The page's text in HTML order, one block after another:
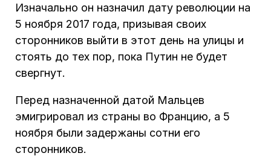
Изначально он назначил дату революции на
5 ноября 2017 года, призывая своих
сторонников выйти в этот день на улицы и
стоять до тех пор, пока Путин не будет
свергнут.
Перед назначенной датой Мальцев
эмигрировал из страны во Францию, а 5
ноября были задержаны сотни его
сторонников.